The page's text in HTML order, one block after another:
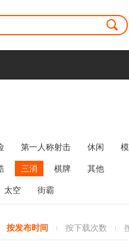
第一人称射击 休闲
弹幕射击 策略塔防
三消 棋牌 其他
太空 街霸
按发布时间 按下载次数